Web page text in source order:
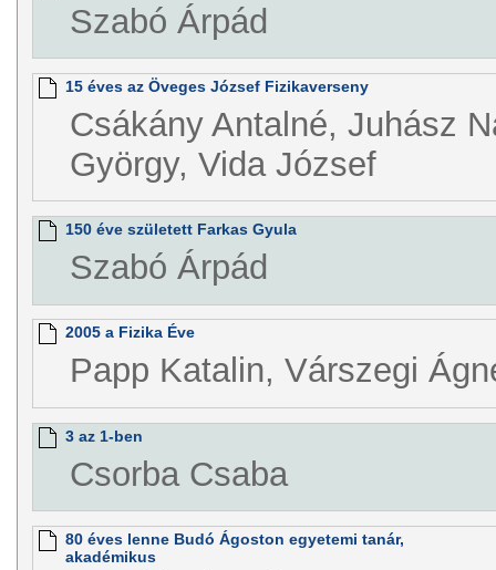
Szabó Árpád
15 éves az Öveges József Fizikaverseny
Csákány Antalné, Juhász
György, Vida József
150 éve született Farkas Gyula
Szabó Árpád
2005 a Fizika Éve
Papp Katalin, Várszegi
3 az 1-ben
Csorba Csaba
80 éves lenne Budó Ágoston egyetemi tanár,
akadémikus